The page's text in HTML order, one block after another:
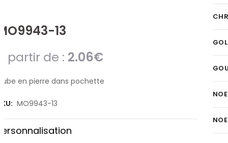
13
partir de : 2.06€
en pierre dans pochette
MO9943-13